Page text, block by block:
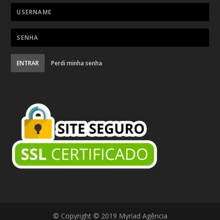
ENTRAR Perdi minha senha
© Copyright © 2019 Myriad Agência